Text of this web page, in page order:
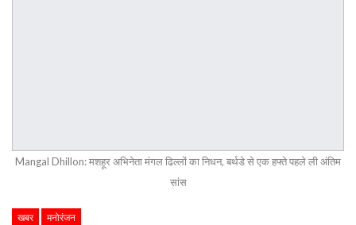
Mangal Dhillon: मशहूर अभिनेता मंगल ढिल्लों का निधन, बर्थडे से एक हफ्ते पहले ली अंतिम
सांस
खबर मनोरंजन